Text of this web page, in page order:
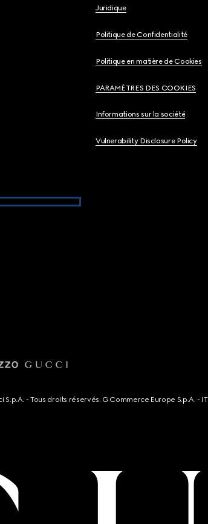
Juridique
Politique de Confidentialité
Politique en matière de Cookies
PARAMÈTRES DES COOKIES
Informations sur la société
Vulnerability Disclosure Policy
S.p.A. - Tous droits réservés. G Commerce Europe S.p.A. -